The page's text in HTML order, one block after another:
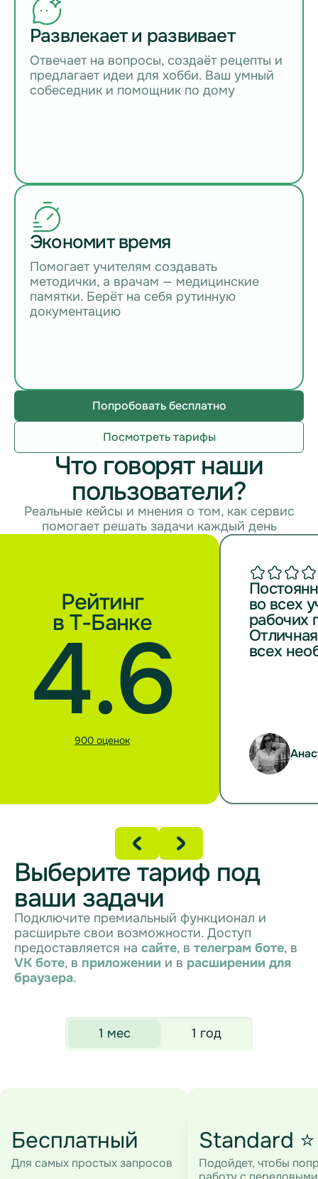
Развлекает и развивает
Отвечает на вопросы, создаёт рецепты и
предлагает идеи для хобби. Ваш умный
собеседник и помощник по дому
Экономит время
Помогает учителям создавать
методички, а врачам — медицинские
памятки. Берёт на себя рутинную
документацию
Попробовать бесплатно
Посмотреть тарифы
Что говорят наши
пользователи?
Реальные кейсы и мнения о том, как сервис
помогает решать задачи каждый день
Рейтинг
в Т-Банке
4.6
900 оценок
во всех
рабочих
всех
Выберите тариф под
ваши задачи
Подключите премиальный функционал и
расширьте свои возможности. Доступ
предоставляется на сайте, в телеграм боте, в
VK боте, в приложении и в расширении для
браузера.
1 мес 1 год
Бесплатный
Для самых простых запросов
Standard ⭐
Подойдет, чтобы